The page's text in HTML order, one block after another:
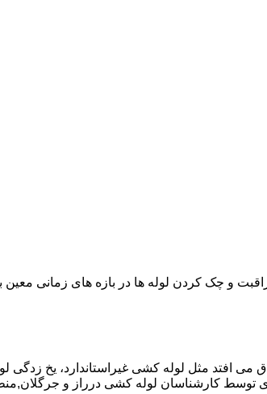
و چک کردن لوله ها در بازه های زمانی
افتد مثل لوله کشی غیراستاندارد، یخ زدگی
کارشناسان لوله کشی درراز و